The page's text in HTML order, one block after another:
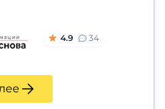
4.9 34